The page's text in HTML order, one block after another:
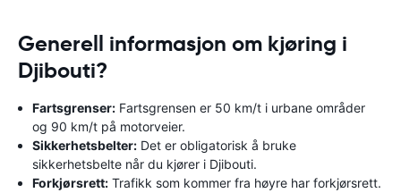
Generell informasjon om kjøring i
Djibouti?
Fartsgrenser: Fartsgrensen er 50 km/t i urbane områder
og 90 km/t på motorveier.
Sikkerhetsbelter: Det er obligatorisk å bruke
sikkerhetsbelte når du kjører i Djibouti.
Forkjørsrett: Trafikk som kommer fra høyre har forkjørsrett.